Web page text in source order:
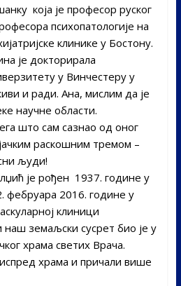
која је професор руског
психопатологије на
клинике у Бостону.
је докторирала
у Винчестеру у
и ради. Ана, мислим да је
научне области.
што сам сазнао од оног
раскошним тремом –
људи!
је рођен 1937. године у
фебруара 2016. године у
клиници
земаљски сусрет био је у
храма светих Врача.
храма и причали више